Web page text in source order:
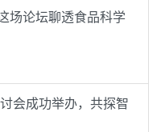
论坛聊透食品科学
会成功举办，共探智